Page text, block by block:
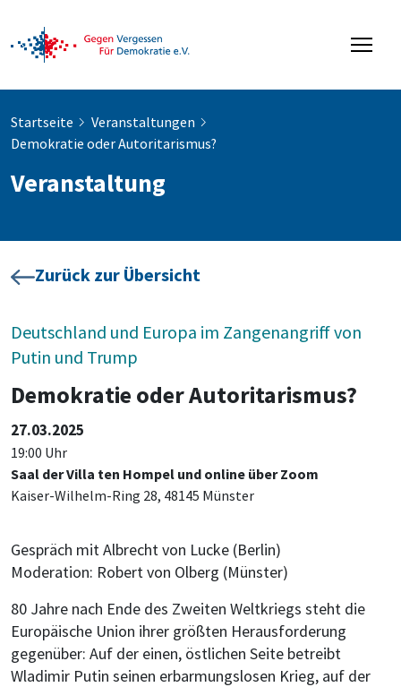
Startseite
Veranstaltungen
Demokratie oder Autoritarismus?
Veranstaltung
Zurück zur Übersicht
Deutschland und Europa im Zangenangriff von
Putin und Trump
Demokratie oder Autoritarismus?
27.03.2025
19:00 Uhr
Saal der Villa ten Hompel und online über Zoom
Kaiser-Wilhelm-Ring 28, 48145 Münster
Gespräch mit Albrecht von Lucke (Berlin)
Moderation: Robert von Olberg (Münster)
80 Jahre nach Ende des Zweiten Weltkriegs steht die
Europäische Union ihrer größten Herausforderung
gegenüber: Auf der einen, östlichen Seite betreibt
Wladimir Putin seinen erbarmungslosen Krieg, auf der